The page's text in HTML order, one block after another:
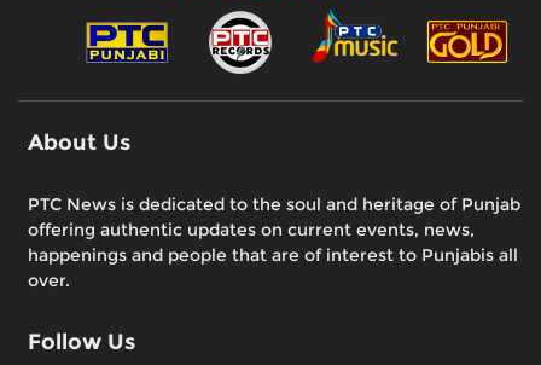
About Us
PTC News is dedicated to the soul and heritage of Punjab
offering authentic updates on current events, news,
happenings and people that are of interest to Punjabis all
over.
Follow Us